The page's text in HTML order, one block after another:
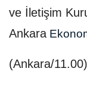
ve İletişim
Ankara
(Ankara/